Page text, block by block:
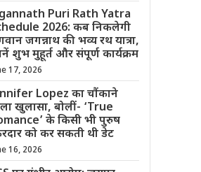
Puri Rath Yatra
2026: कब निकलेगी
जगन्नाथ की भव्य रथ यात्रा,
शुभ मुहूर्त और संपूर्ण कार्यक्रम
17, 2026
Lopez का चौंकाने
खुलासा, बोलीं- ‘True
के किसी भी पुरुष
को कर सकती थी डेट
16, 2026